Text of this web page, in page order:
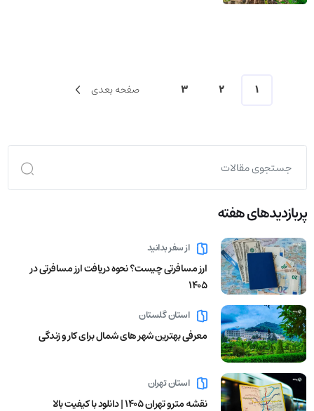
1
2
3 صفحه بعدی
پربازدید‌های هفته
از سفر بدانید
ارز مسافرتی چیست؟ نحوه دریافت ارز مسافرتی در
1405
استان گلستان
معرفی بهترین شهر های شمال برای کار و زندگی
استان تهران
نقشه مترو تهران ۱۴۰۵ | دانلود با کیفیت بالا